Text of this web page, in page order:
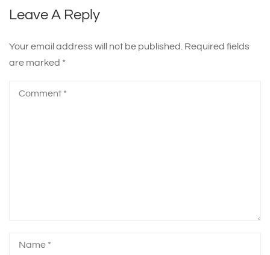
Leave A Reply
Your email address will not be published. Required fields
are marked *